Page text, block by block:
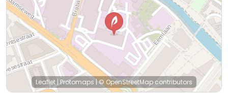
Leaflet|Protomaps |© OpenStreetMapcontributors